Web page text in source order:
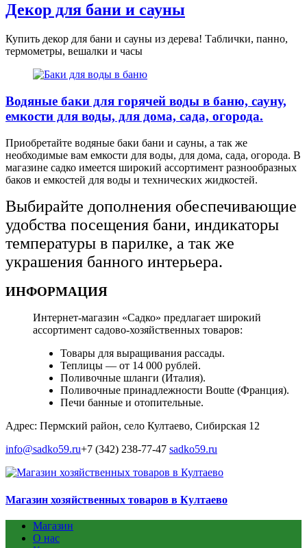
Декор для бани и сауны
Купить декор для бани и сауны из дерева! Таблички, панно,
термометры, вешалки и часы
Водяные баки для горячей воды в баню, сауну,
емкости для воды, для дома, сада, огорода.
Приобретайте водяные баки бани и сауны, а так же
необходимые вам емкости для воды, для дома, сада, огорода. В
магазине садко имеется широкий ассортимент разнообразных
баков и емкостей для воды и технических жидкостей.
Выбирайте дополнения обеспечивающие
удобства посещения бани, индикаторы
температуры в парилке, а так же
украшения банного интерьера.
ИНФОРМАЦИЯ
Интернет-магазин «Садко» предлагает широкий
ассортимент садово-хозяйственных товаров:
Товары для выращивания рассады.
Теплицы — от 14 000 рублей.
Поливочные шланги (Италия).
Поливочные принадлежности Boutte (Франция).
Печи банные и отопительные.
Адрес: Пермский район, село Култаево, Сибирская 12
info@sadko59.ru+7 (342) 238-77-47 sadko59.ru
Магазин хозяйственных товаров в Култаево
Магазин
О нас